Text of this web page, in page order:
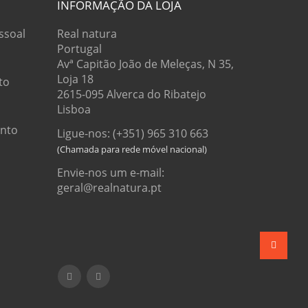
INFORMAÇÃO DA LOJA
Real natura
Portugal
Avª Capitão João de Meleças, N 35,
Loja 18
2615-095 Alverca do Ribatejo
Lisboa
Ligue-nos: (+351) 965 310 663
Envie-nos um e-mail:
geral@realnatura.pt